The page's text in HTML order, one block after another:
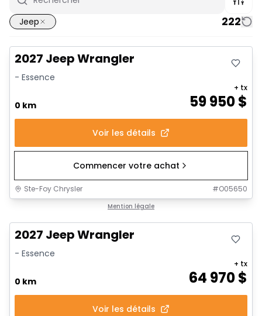
Jeep 222
2027 Jeep Wrangler
- Essence
0 km 59 950$
+ tx
Voir les détails
Commencer votre achat
Ste-Foy Chrysler #O05650
Mention légale
2027 Jeep Wrangler
- Essence
0 km 64 970$
+ tx
Voir les détails